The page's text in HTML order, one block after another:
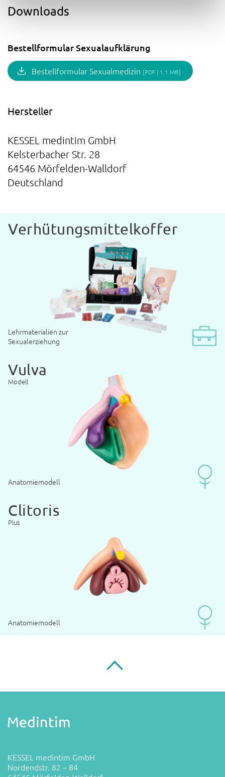
Downloads
Bestellformular Sexualaufklärung
Bestellformular Sexualmedizin [PDF | 1.1 MB]
Hersteller
KESSEL medintim GmbH
Kelsterbacher Str. 28
64546 Mörfelden-Walldorf
Deutschland
Verhütungsmittelkoffer
Lehrmaterialien zur
Sexualerziehung
Vulva
Modell
Anatomiemodell
Clitoris
Plus
Anatomiemodell
KESSEL medintim GmbH
Nordendstr. 82 – 84